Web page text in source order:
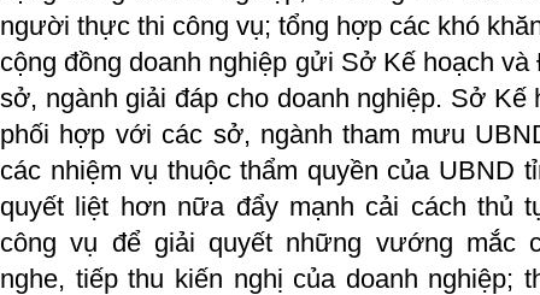
người thực thi công vụ; tổng hợp các khó
cộng đồng doanh nghiệp gửi Sở Kế hoạch
sở, ngành giải đáp cho doanh nghiệp. Sở
phối hợp với các sở, ngành tham mưu
các nhiệm vụ thuộc thẩm quyền của UBND
quyết liệt hơn nữa đẩy mạnh cải cách thủ
công vụ để giải quyết những vướng mắc
nghe, tiếp thu kiến nghị của doanh nghiệp;